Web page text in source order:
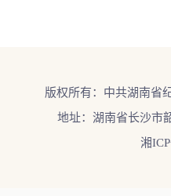
版权所有：中共湖南省
地址：湖南省长沙市
湘